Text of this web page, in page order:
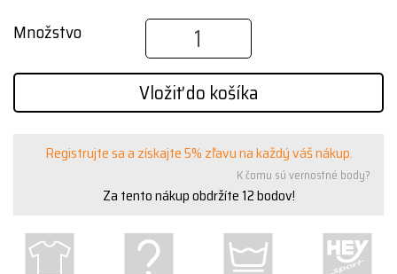
Množstvo
Vložiť do košíka
Registrujte sa a získajte 5% zľavu na každý váš nákup.
K čomu sú vernostné body?
Za tento nákup obdržíte12bodov!